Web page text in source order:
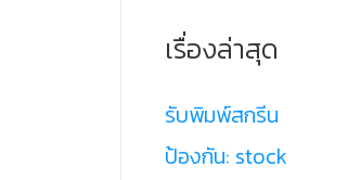
เรื่องล่าสุด
รับพิมพ์สกรีน
ป้องกัน: stock